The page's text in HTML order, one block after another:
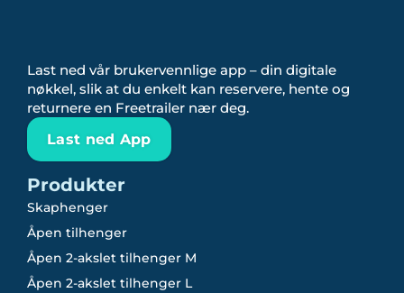
Last ned vår brukervennlige app – din digitale
nøkkel, slik at du enkelt kan reservere, hente og
returnere en Freetrailer nær deg.
Last ned App
Produkter
Skaphenger
Åpen tilhenger
Åpen 2-akslet tilhenger M
Åpen 2-akslet tilhenger L